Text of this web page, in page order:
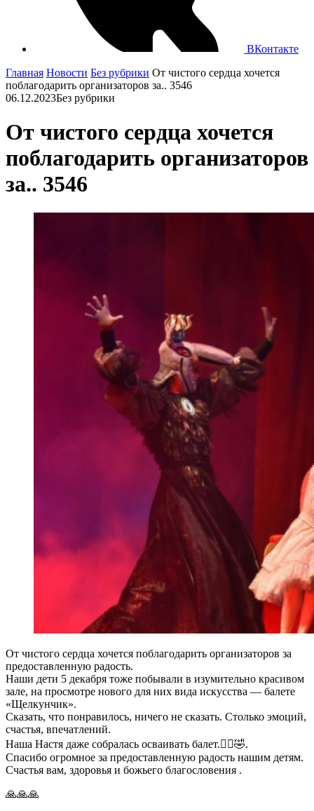
ВКонтакте
Главная Новости Без рубрики От чистого сердца хочется
поблагодарить организаторов за.. 3546
06.12.2023Без рубрики
От чистого сердца хочется
поблагодарить организаторов
за.. 3546
От чистого сердца хочется поблагодарить организаторов за
предоставленную радость.
Наши дети 5 декабря тоже побывали в изумительно красивом
зале, на просмотре нового для них вида искусства — балете
«Щелкунчик».
Сказать, что понравилось, ничего не сказать. Столько эмоций,
счастья, впечатлений.
Наша Настя даже собралась осваивать балет.🤦‍♀️🤣.
Спасибо огромное за предоставленную радость нашим детям.
Счастья вам, здоровья и божьего благословения .
🙏🙏🙏